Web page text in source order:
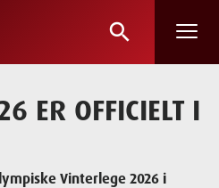
search
ER OFFICIELT I
Vinterlege 2026 i